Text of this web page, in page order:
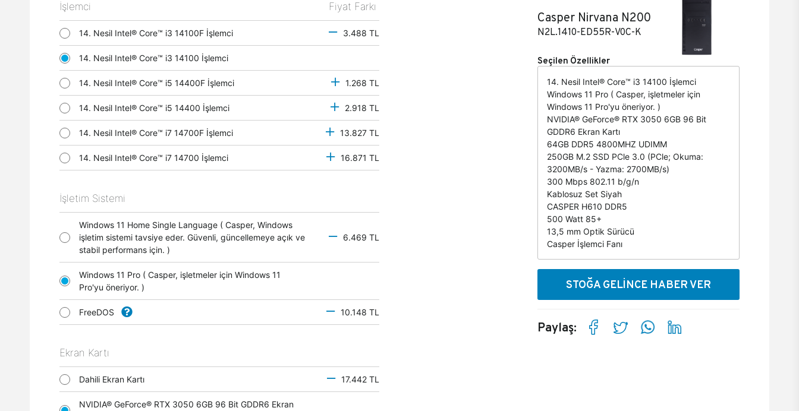
İşlemci Fiyat Farkı
14. Nesil Intel® Core™ i3 14100F İşlemci 3.488 TL
14. Nesil Intel® Core™ i3 14100 İşlemci
14. Nesil Intel® Core™ i5 14400F İşlemci 1.268 TL
14. Nesil Intel® Core™ i5 14400 İşlemci 2.918 TL
14. Nesil Intel® Core™ i7 14700F İşlemci 13.827 TL
14. Nesil Intel® Core™ i7 14700 İşlemci 16.871 TL
İşletim Sistemi
Windows 11 Home Single Language ( Casper, Windows
işletim sistemi tavsiye eder. Güvenli, güncellemeye açık ve
stabil performans için. )
6.469 TL
Windows 11 Pro ( Casper, işletmeler için Windows 11
Pro'yu öneriyor. )
FreeDOS 10.148 TL
Ekran Kartı
Dahili Ekran Kartı 17.442 TL
NVIDIA® GeForce® RTX 3050 6GB 96 Bit GDDR6 Ekran
Casper Nirvana N200
N2L.1410-ED55R-V0C-K
Seçilen Özellikler
14. Nesil Intel® Core™ i3 14100 İşlemci
Windows 11 Pro ( Casper, işletmeler için
Windows 11 Pro'yu öneriyor. )
NVIDIA® GeForce® RTX 3050 6GB 96 Bit
GDDR6 Ekran Kartı
64GB DDR5 4800MHZ UDIMM
250GB M.2 SSD PCle 3.0 (PCle; Okuma:
3200MB/s - Yazma: 2700MB/s)
300 Mbps 802.11 b/g/n
Kablosuz Set Siyah
CASPER H610 DDR5
500 Watt 85+
13,5 mm Optik Sürücü
Casper İşlemci Fanı
STOĞA GELİNCE HABER VER
Paylaş: